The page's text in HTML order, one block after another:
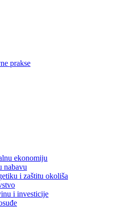
prakse
ekonomiju
nabavu
i zaštitu okoliša
i investicije